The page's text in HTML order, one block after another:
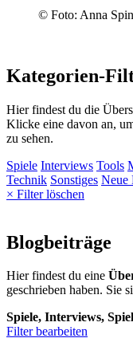
© Foto: Anna
Kategorien-
Hier findest du die
Klicke eine davon an,
zu sehen.
Spiele Interviews Tools
Technik Sonstiges Neue
× Filter löschen
Blogbeiträge
Hier findest du eine
geschrieben haben. Sie
Spiele, Interviews,
Filter bearbeiten